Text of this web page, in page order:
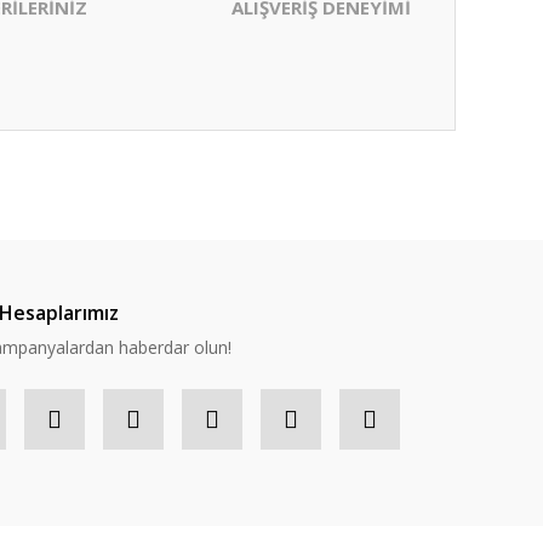
ALIŞVERİŞ DENEYİMİ
haberdar olun!